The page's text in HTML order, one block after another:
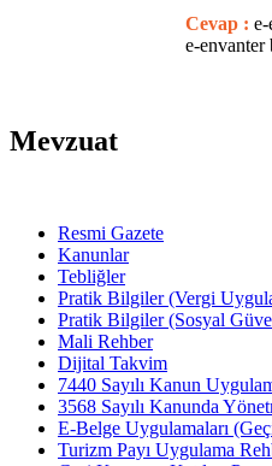
Cevap : e-
e-envanter
Mevzuat
Resmi Gazete
Kanunlar
Tebliğler
Pratik Bilgiler (Vergi
Pratik Bilgiler (Sosyal
Mali Rehber
Dijital Takvim
7440 Sayılı Kanun
3568 Sayılı Kanunda
E-Belge Uygulamaları
Turizm Payı Uygulama